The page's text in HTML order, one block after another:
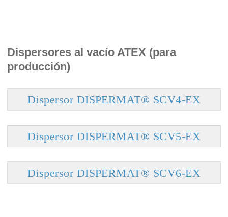
Dispersores al vacío ATEX (para
producción)
Dispersor DISPERMAT® SCV4-EX
Dispersor DISPERMAT® SCV5-EX
Dispersor DISPERMAT® SCV6-EX